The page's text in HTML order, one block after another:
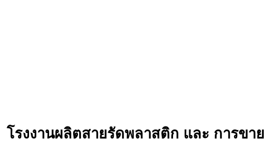
โรงงานผลิตสายรัดพลาสติก และ การขาย